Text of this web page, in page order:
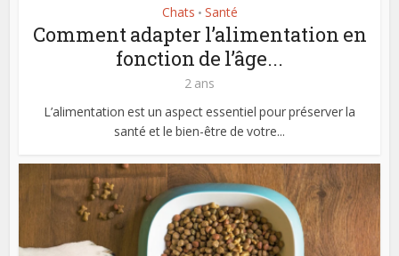
Chats • Santé
Comment adapter l’alimentation en
fonction de l’âge...
2 ans
L’alimentation est un aspect essentiel pour préserver la
santé et le bien-être de votre...